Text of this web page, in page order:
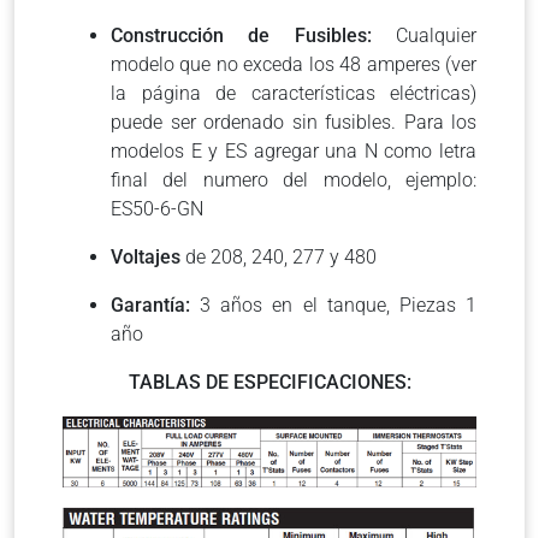
Construcción de Fusibles: Cualquier
modelo que no exceda los 48 amperes (ver
la página de características eléctricas)
puede ser ordenado sin fusibles. Para los
modelos E y ES agregar una N como letra
final del numero del modelo, ejemplo:
ES50-6-GN
Voltajes de 208, 240, 277 y 480
Garantía: 3 años en el tanque, Piezas 1
año
TABLAS DE ESPECIFICACIONES: